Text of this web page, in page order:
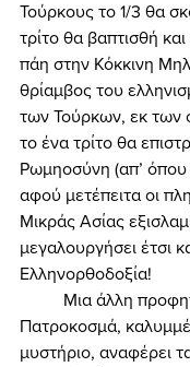
Τούρκους το 1/3 θα
τρίτο θα βαπτισθή
πάη στην Κόκκινη
θρίαμβος του
των Τούρκων, εκ των
το ένα τρίτο θα
Ρωμηοσύνη (απ’ όπου
αφού μετέπειτα οι
Μικράς Ασίας
μεγαλουργήσει έτσι
Ελληνορθοδοξία!
Πατροκοσμά,
μυστήριο, αναφέρει